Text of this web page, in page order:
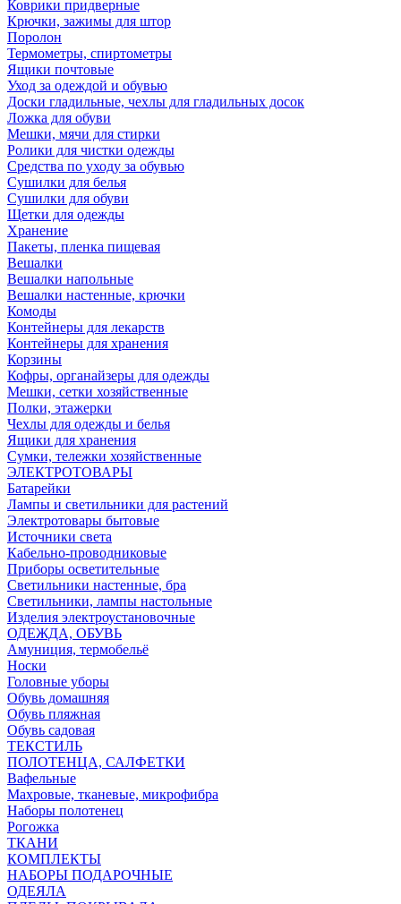
Коврики придверные
Крючки, зажимы для штор
Поролон
Термометры, спиртометры
Ящики почтовые
Уход за одеждой и обувью
Доски гладильные, чехлы для гладильных досок
Ложка для обуви
Мешки, мячи для стирки
Ролики для чистки одежды
Средства по уходу за обувью
Сушилки для белья
Сушилки для обуви
Щетки для одежды
Хранение
Пакеты, пленка пищевая
Вешалки
Вешалки напольные
Вешалки настенные, крючки
Комоды
Контейнеры для лекарств
Контейнеры для хранения
Корзины
Кофры, органайзеры для одежды
Мешки, сетки хозяйственные
Полки, этажерки
Чехлы для одежды и белья
Ящики для хранения
Сумки, тележки хозяйственные
ЭЛЕКТРОТОВАРЫ
Батарейки
Лампы и светильники для растений
Электротовары бытовые
Источники света
Кабельно-проводниковые
Приборы осветительные
Светильники настенные, бра
Светильники, лампы настольные
Изделия электроустановочные
ОДЕЖДА, ОБУВЬ
Амуниция, термобельё
Носки
Головные уборы
Обувь домашняя
Обувь пляжная
Обувь садовая
ТЕКСТИЛЬ
ПОЛОТЕНЦА, САЛФЕТКИ
Вафельные
Махровые, тканевые, микрофибра
Наборы полотенец
Рогожка
ТКАНИ
КОМПЛЕКТЫ
НАБОРЫ ПОДАРОЧНЫЕ
ОДЕЯЛА